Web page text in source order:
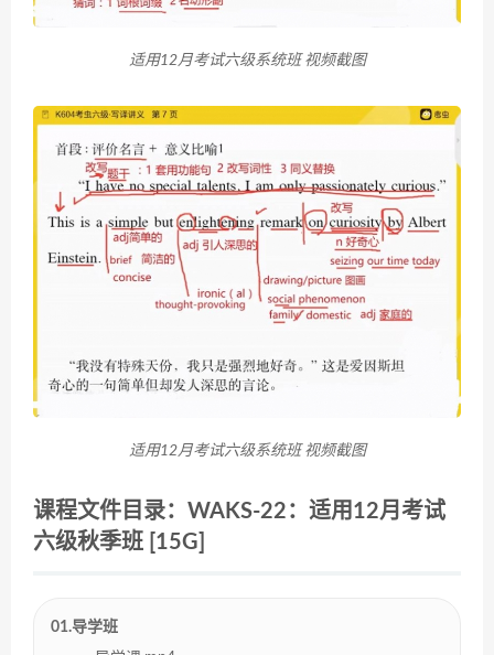
适用12月考试六级系统班 视频截图
适用12月考试六级系统班 视频截图
课程文件目录：WAKS-22：适用12月考试
六级秋季班 [15G]
01.导学班